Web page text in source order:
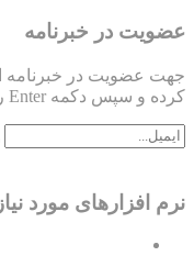
عضویت در خبرنامه
جهت عضویت در خبرنامه
کرده و سپس دکمه Enter را بفشارید.
نرم افزارهای مورد نیاز